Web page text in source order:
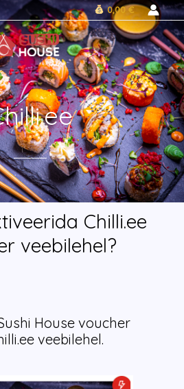
0,00 €
Chilli.ee
veebilehel?
House voucher
veebilehel.